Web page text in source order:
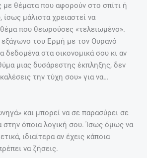
με θέματα που αφορούν στο σπίτι ή
ίσως μάλιστα χρειαστεί να
θέμα που θεωρούσες «τελειωμένο».
εξάγωνο του Ερμή με τον Ουρανό
δεδομένα στα οικονομικά σου κι αν
μιας δυσάρεστης έκπληξης, δεν
την τύχη σου» για να…
και μπορεί να σε παρασύρει σε
στην όποια λογική σου. Ίσως όμως να
ιδιαίτερα αν έχεις κάποια
να ζήσεις.